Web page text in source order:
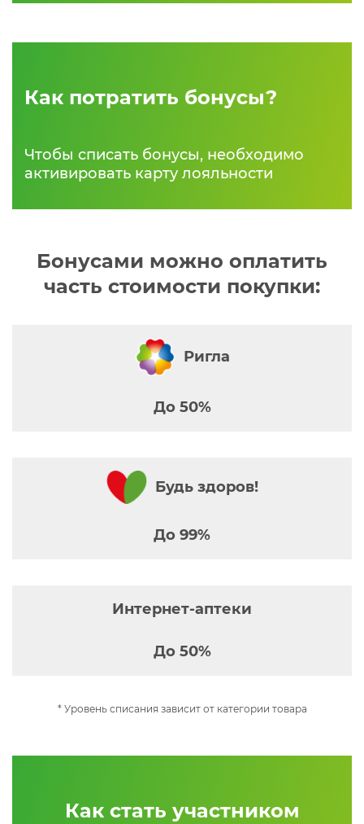
Как потратить бонусы?
Чтобы списать бонусы, необходимо
активировать карту лояльности
Бонусами можно оплатить
часть стоимости покупки:
Ригла
До 50%
Будь здоров!
До 99%
Интернет-аптеки
До 50%
* Уровень списания зависит от категории товара
Как стать участником